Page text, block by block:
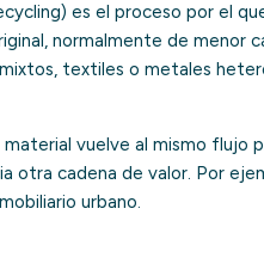
) es el proceso por el
normalmente de menor
textiles o metales
material vuelve al mismo flujo
otra cadena de valor. Por
urbano.